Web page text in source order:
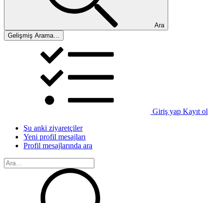
Ara
Gelişmiş Arama…
Giriş yap Kayıt ol
Şu anki ziyaretçiler
Yeni profil mesajları
Profil mesajlarında ara